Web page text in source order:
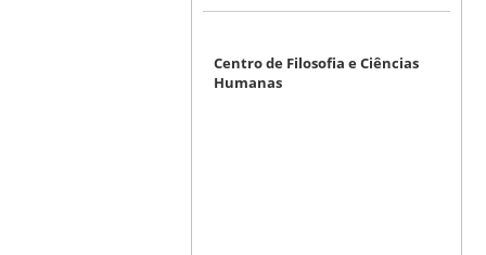
Centro de Filosofia e Ciências
Humanas